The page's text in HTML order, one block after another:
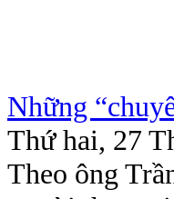
Những
Thứ hai, 27
Theo ông